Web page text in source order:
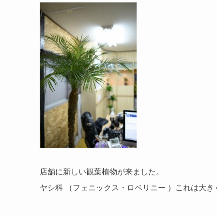
店舗に新しい観葉植物が来ました。
ヤシ科 （フェニックス・ロベリニー ）これは大き